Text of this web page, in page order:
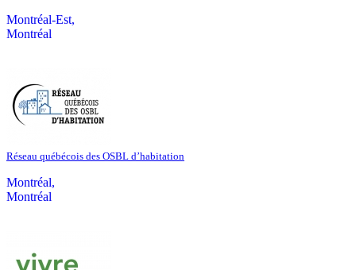
Montréal-Est,
Montréal
Réseau québécois des OSBL d’habitation
Montréal,
Montréal